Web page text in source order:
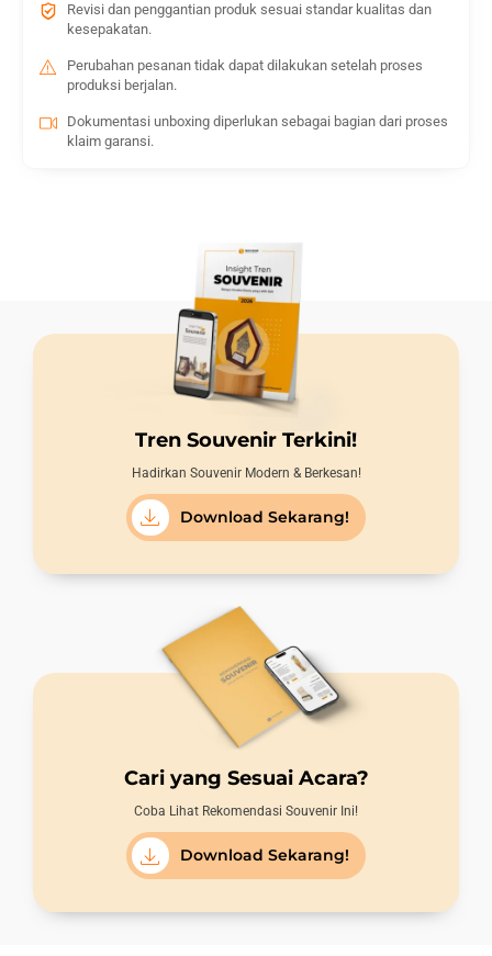
Revisi dan penggantian produk sesuai standar kualitas dan
kesepakatan.
Perubahan pesanan tidak dapat dilakukan setelah proses
produksi berjalan.
Dokumentasi unboxing diperlukan sebagai bagian dari proses
klaim garansi.
Tren Souvenir Terkini!
Hadirkan Souvenir Modern & Berkesan!
Download Sekarang!
Cari yang Sesuai Acara?
Coba Lihat Rekomendasi Souvenir Ini!
Download Sekarang!